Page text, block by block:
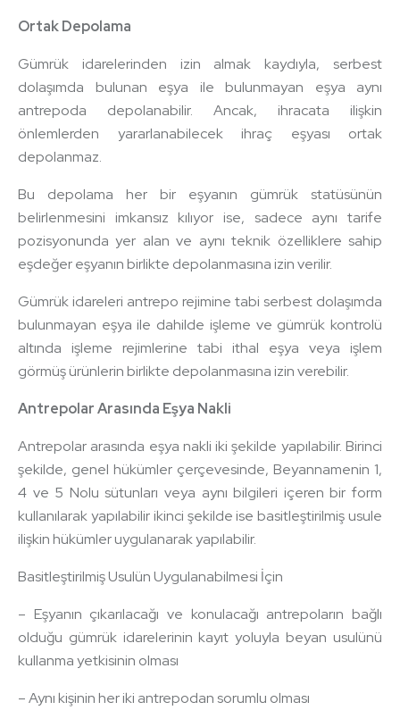
Ortak Depolama
Gümrük idarelerinden izin almak kaydıyla, serbest
dolaşımda bulunan eşya ile bulunmayan eşya aynı
antrepoda depolanabilir. Ancak, ihracata ilişkin
önlemlerden yararlanabilecek ihraç eşyası ortak
depolanmaz.
Bu depolama her bir eşyanın gümrük statüsünün
belirlenmesini imkansız kılıyor ise, sadece aynı tarife
pozisyonunda yer alan ve aynı teknik özelliklere sahip
eşdeğer eşyanın birlikte depolanmasına izin verilir.
Gümrük idareleri antrepo rejimine tabi serbest dolaşımda
bulunmayan eşya ile dahilde işleme ve gümrük kontrolü
altında işleme rejimlerine tabi ithal eşya veya işlem
görmüş ürünlerin birlikte depolanmasına izin verebilir.
Antrepolar Arasında Eşya Nakli
Antrepolar arasında eşya nakli iki şekilde yapılabilir. Birinci
şekilde, genel hükümler çerçevesinde, Beyannamenin 1,
4 ve 5 Nolu sütunları veya aynı bilgileri içeren bir form
kullanılarak yapılabilir ikinci şekilde ise basitleştirilmiş usule
ilişkin hükümler uygulanarak yapılabilir.
Basitleştirilmiş Usulün Uygulanabilmesi İçin
– Eşyanın çıkarılacağı ve konulacağı antrepoların bağlı
olduğu gümrük idarelerinin kayıt yoluyla beyan usulünü
kullanma yetkisinin olması
– Aynı kişinin her iki antrepodan sorumlu olması